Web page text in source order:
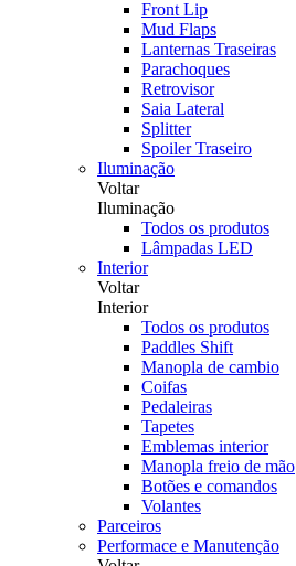
Front Lip
Mud Flaps
Lanternas Traseiras
Parachoques
Retrovisor
Saia Lateral
Splitter
Spoiler Traseiro
Iluminação
Voltar
Iluminação
Todos os produtos
Lâmpadas LED
Interior
Voltar
Interior
Todos os produtos
Paddles Shift
Manopla de cambio
Coifas
Pedaleiras
Tapetes
Emblemas interior
Manopla freio de mão
Botões e comandos
Volantes
Parceiros
Performace e Manutenção